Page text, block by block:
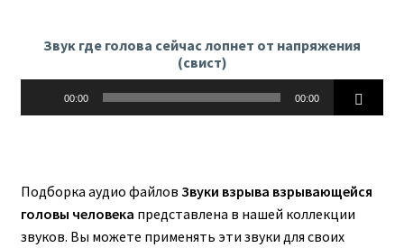
Звук где голова сейчас лопнет от напряжения
(свист)
00:00 00:00
Подборка аудио файлов Звуки взрыва взрывающейся
головы человека представлена в нашей коллекции
звуков. Вы можете применять эти звуки для своих